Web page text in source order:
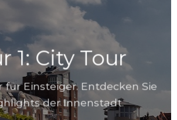
1: City Tour
für Einsteiger. Entdecken Sie
der Innenstadt.